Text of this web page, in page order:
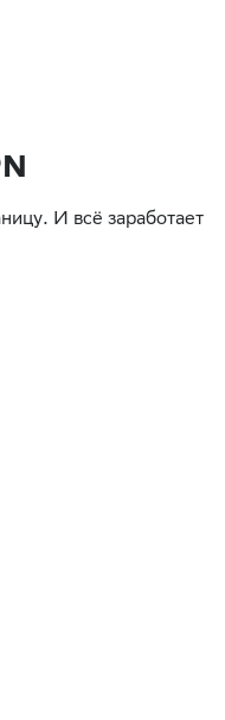
И всё заработает